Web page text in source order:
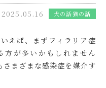
2025.05.16 犬の話猫の話
えば、まずフィラリア症
方が多いかもしれません
さまざまな感染症を媒介す